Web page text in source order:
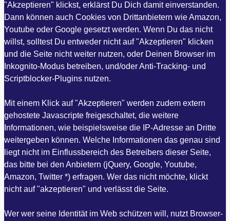
"Akzeptieren" klickst, erklärst Du Dich damit einverstanden.
Dann können auch Cookies von Drittanbietern wie Amazon,
Youtube oder Google gesetzt werden. Wenn Du das nicht
willst, solltest Du entweder nicht auf "Akzeptieren" klicken
und die Seite nicht weiter nutzen, oder Deinen Browser im
Inkognito-Modus betreiben, und/oder Anti-Tracking- und
Scriptblocker-Plugins nutzen.
Mit einem Klick auf "Akzeptieren" werden zudem extern
gehostete Javascripte freigeschaltet, die weitere
Informationen, wie beispielsweise die IP-Adresse an Dritte
weitergeben können. Welche Informationen das genau sind
liegt nicht im Einflussbereich des Betreibers dieser Seite,
das bitte bei den Anbietern (jQuery, Google, Youtube,
Amazon, Twitter *) erfragen. Wer das nicht möchte, klickt
nicht auf "akzeptieren" und verlässt die Seite.
Wer wer seine Identität im Web schützen will, nutzt Browser-